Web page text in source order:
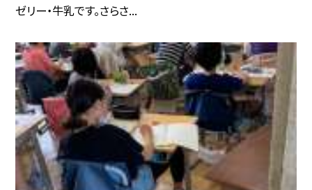
ゼリー・牛乳です。さらさ...